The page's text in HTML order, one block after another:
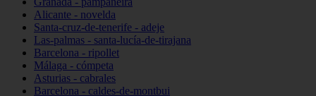
Alicante - novelda
Santa-cruz-de-tenerife - adeje
Las-palmas - santa-lucía-de-tirajana
Barcelona - ripollet
Málaga - cómpeta
Asturias - cabrales
Barcelona - caldes-de-montbui